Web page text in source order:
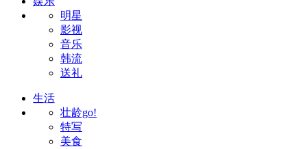
明星
影视
音乐
韩流
送礼
生活
壮龄go!
特写
美食